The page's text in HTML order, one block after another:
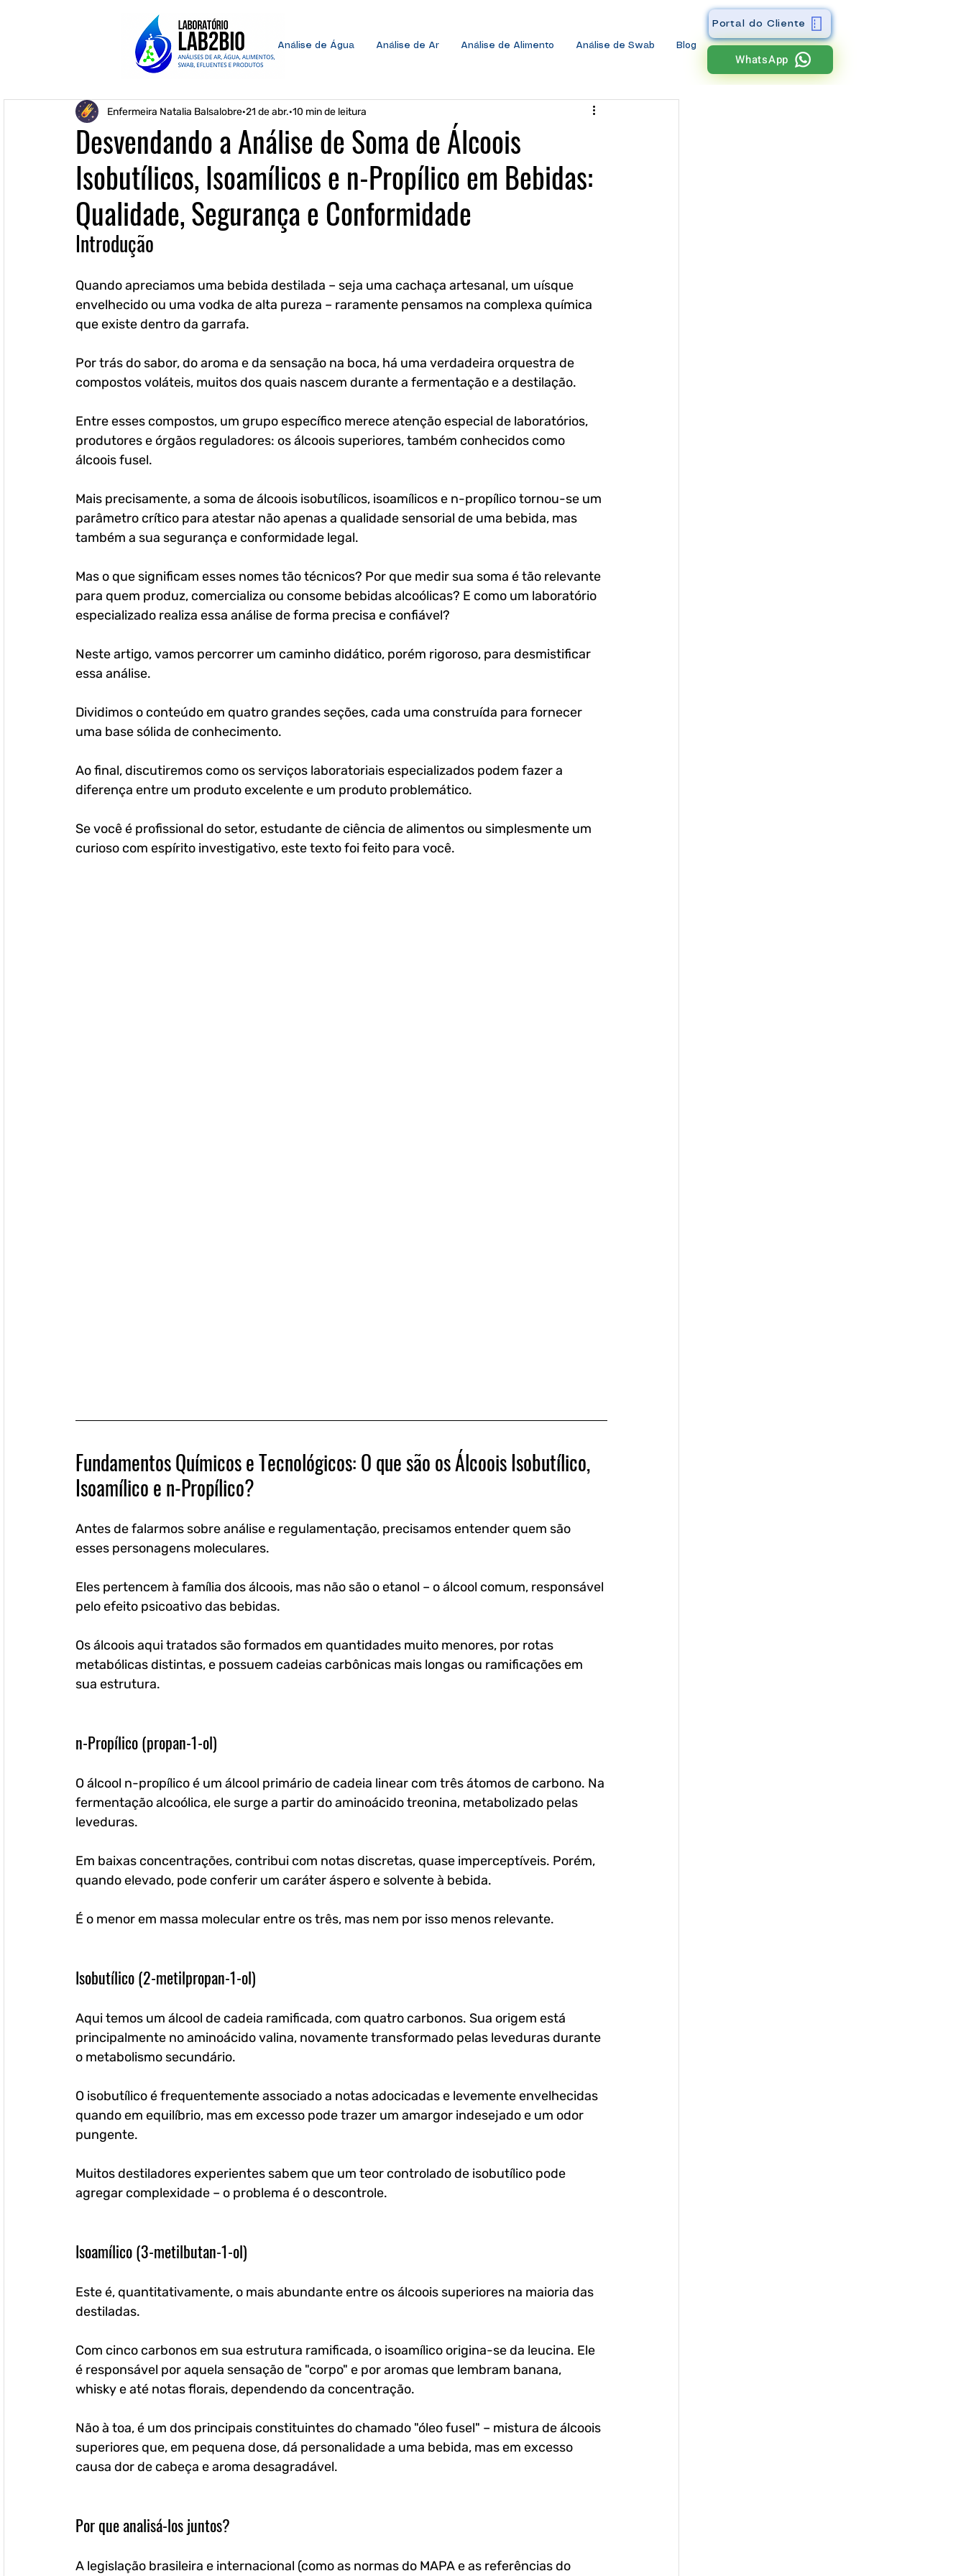
Análise de Água Análise de Ar Análise de Alimento Análise de Swab Blog
Portal do Cliente
WhatsApp
Desvendando a Análise de Soma de Álcoois
Isobutílicos, Isoamílicos e n-Propílico em Bebidas:
Qualidade, Segurança e Conformidade
Enfermeira Natalia Balsalobre 21 de abr. 10 min de leitura
Introdução
Quando apreciamos uma bebida destilada – seja uma cachaça artesanal, um uísque
envelhecido ou uma vodka de alta pureza – raramente pensamos na complexa química
que existe dentro da garrafa.
Por trás do sabor, do aroma e da sensação na boca, há uma verdadeira orquestra de
compostos voláteis, muitos dos quais nascem durante a fermentação e a destilação.
Entre esses compostos, um grupo específico merece atenção especial de laboratórios,
produtores e órgãos reguladores: os álcoois superiores, também conhecidos como
álcoois fusel.
Mais precisamente, a soma de álcoois isobutílicos, isoamílicos e n-propílico tornou-se um
parâmetro crítico para atestar não apenas a qualidade sensorial de uma bebida, mas
também a sua segurança e conformidade legal.
Mas o que significam esses nomes tão técnicos? Por que medir sua soma é tão relevante
para quem produz, comercializa ou consome bebidas alcoólicas? E como um laboratório
especializado realiza essa análise de forma precisa e confiável?
Neste artigo, vamos percorrer um caminho didático, porém rigoroso, para desmistificar
essa análise.
Dividimos o conteúdo em quatro grandes seções, cada uma construída para fornecer
uma base sólida de conhecimento.
Ao final, discutiremos como os serviços laboratoriais especializados podem fazer a
diferença entre um produto excelente e um produto problemático.
Se você é profissional do setor, estudante de ciência de alimentos ou simplesmente um
curioso com espírito investigativo, este texto foi feito para você.
Fundamentos Químicos e Tecnológicos: O que são os Álcoois Isobutílico,
Isoamílico e n-Propílico?
Antes de falarmos sobre análise e regulamentação, precisamos entender quem são
esses personagens moleculares.
Eles pertencem à família dos álcoois, mas não são o etanol – o álcool comum, responsável
pelo efeito psicoativo das bebidas.
Os álcoois aqui tratados são formados em quantidades muito menores, por rotas
metabólicas distintas, e possuem cadeias carbônicas mais longas ou ramificações em
sua estrutura.
n-Propílico (propan-1-ol)
O álcool n-propílico é um álcool primário de cadeia linear com três átomos de carbono. Na
fermentação alcoólica, ele surge a partir do aminoácido treonina, metabolizado pelas
leveduras.
Em baixas concentrações, contribui com notas discretas, quase imperceptíveis. Porém,
quando elevado, pode conferir um caráter áspero e solvente à bebida.
É o menor em massa molecular entre os três, mas nem por isso menos relevante.
Isobutílico (2-metilpropan-1-ol)
Aqui temos um álcool de cadeia ramificada, com quatro carbonos. Sua origem está
principalmente no aminoácido valina, novamente transformado pelas leveduras durante
o metabolismo secundário.
O isobutílico é frequentemente associado a notas adocicadas e levemente envelhecidas
quando em equilíbrio, mas em excesso pode trazer um amargor indesejado e um odor
pungente.
Muitos destiladores experientes sabem que um teor controlado de isobutílico pode
agregar complexidade – o problema é o descontrole.
Isoamílico (3-metilbutan-1-ol)
Este é, quantitativamente, o mais abundante entre os álcoois superiores na maioria das
destiladas.
Com cinco carbonos em sua estrutura ramificada, o isoamílico origina-se da leucina. Ele
é responsável por aquela sensação de "corpo" e por aromas que lembram banana,
whisky e até notas florais, dependendo da concentração.
Não à toa, é um dos principais constituintes do chamado "óleo fusel" – mistura de álcoois
superiores que, em pequena dose, dá personalidade a uma bebida, mas em excesso
causa dor de cabeça e aroma desagradável.
Por que analisá-los juntos?
A legislação brasileira e internacional (como as normas do MAPA e as referências do